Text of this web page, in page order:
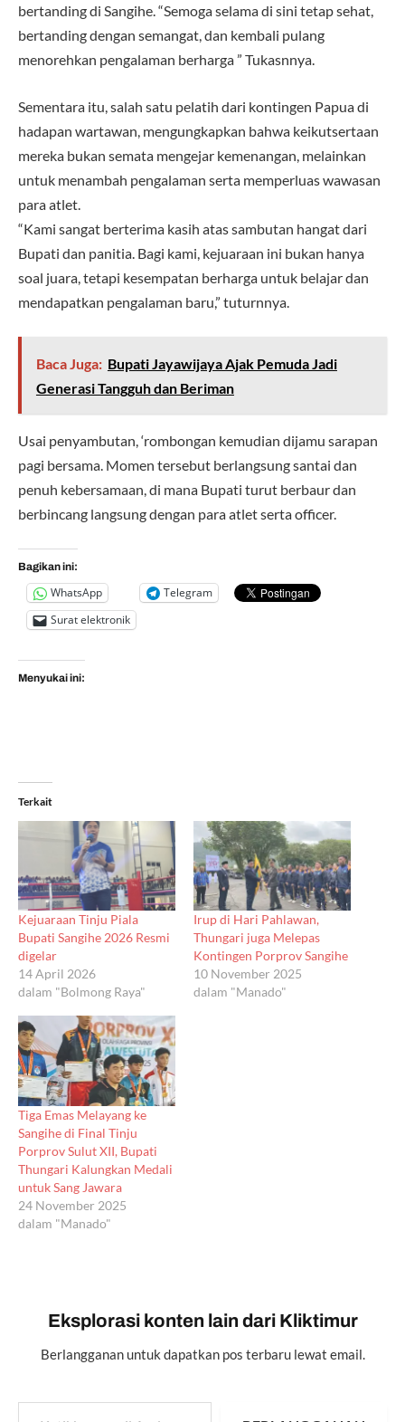
bertanding di Sangihe. “Semoga selama di sini tetap sehat,
bertanding dengan semangat, dan kembali pulang
menorehkan pengalaman berharga ” Tukasnnya.
Sementara itu, salah satu pelatih dari kontingen Papua di
hadapan wartawan, mengungkapkan bahwa keikutsertaan
mereka bukan semata mengejar kemenangan, melainkan
untuk menambah pengalaman serta memperluas wawasan
para atlet.
“Kami sangat berterima kasih atas sambutan hangat dari
Bupati dan panitia. Bagi kami, kejuaraan ini bukan hanya
soal juara, tetapi kesempatan berharga untuk belajar dan
mendapatkan pengalaman baru,” tuturnnya.
Baca Juga: Bupati Jayawijaya Ajak Pemuda Jadi
Generasi Tangguh dan Beriman
Usai penyambutan, ‘rombongan kemudian dijamu sarapan
pagi bersama. Momen tersebut berlangsung santai dan
penuh kebersamaan, di mana Bupati turut berbaur dan
berbincang langsung dengan para atlet serta officer.
Bagikan ini:
WhatsApp
Telegram
Surat elektronik
Menyukai ini:
Terkait
Kejuaraan Tinju Piala
Bupati Sangihe 2026 Resmi
digelar
14 April 2026
dalam "Bolmong Raya"
Irup di Hari Pahlawan,
Thungari juga Melepas
Kontingen Porprov Sangihe
10 November 2025
dalam "Manado"
Tiga Emas Melayang ke
Sangihe di Final Tinju
Porprov Sulut XII, Bupati
Thungari Kalungkan Medali
untuk Sang Jawara
24 November 2025
dalam "Manado"
Eksplorasi konten lain dari Kliktimur
Berlangganan untuk dapatkan pos terbaru lewat email.
Ketikkan email Anda...